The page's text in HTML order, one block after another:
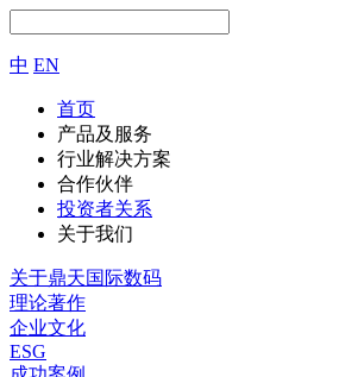
中 EN
首页
产品及服务
行业解决方案
合作伙伴
投资者关系
关于我们
关于鼎天国际数码
理论著作
企业文化
ESG